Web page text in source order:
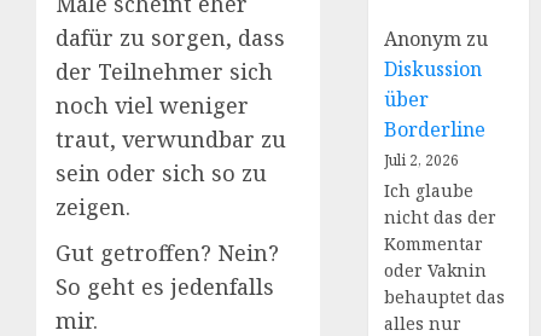
dafür zu sorgen, dass
der Teilnehmer sich
noch viel weniger
traut, verwundbar zu
sein oder sich so zu
zeigen.
Gut getroffen? Nein?
So geht es jedenfalls
mir.
Anonym zu
Diskussion
über
Borderline
Juli 2, 2026
Ich glaube
nicht das der
Kommentar
oder Vaknin
behauptet das
alles nur